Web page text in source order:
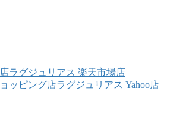
ラグジュリアス 楽天市場店
ラグジュリアス Yahoo店